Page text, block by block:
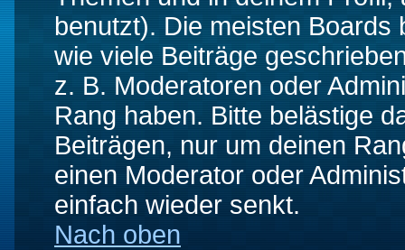
benutzt). Die meisten
wie viele Beiträge
z. B. Moderatoren oder
Rang haben. Bitte belästige
Beiträgen, nur um deinen
einen Moderator oder
einfach wieder senkt.
Nach oben